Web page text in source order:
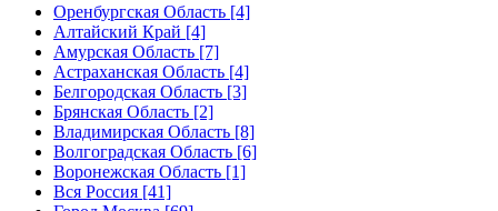
Оренбургская Область [4]
Алтайский Край [4]
Амурская Область [7]
Астраханская Область [4]
Белгородская Область [3]
Брянская Область [2]
Владимирская Область [8]
Волгоградская Область [6]
Воронежская Область [1]
Вся Россия [41]